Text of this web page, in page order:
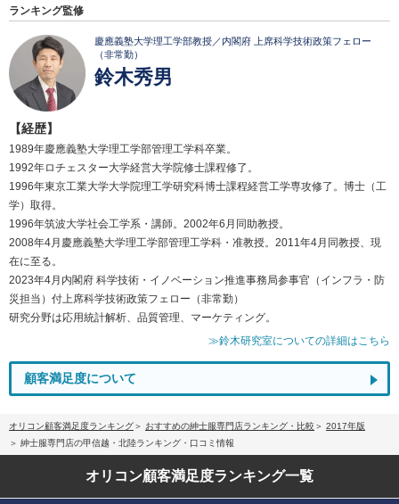
ランキング監修
慶應義塾大学理工学部教授／内閣府 上席科学技術政策フェロー
（非常勤）
鈴木秀男
【経歴】
1989年慶應義塾大学理工学部管理工学科卒業。
1992年ロチェスター大学経営大学院修士課程修了。
1996年東京工業大学大学院理工学研究科博士課程経営工学専攻修了。博士（工
学）取得。
1996年筑波大学社会工学系・講師。2002年6月同助教授。
2008年4月慶應義塾大学理工学部管理工学科・准教授。2011年4月同教授、現
在に至る。
2023年4月内閣府 科学技術・イノベーション推進事務局参事官（インフラ・防
災担当）付上席科学技術政策フェロー（非常勤）
研究分野は応用統計解析、品質管理、マーケティング。
≫鈴木研究室についての詳細はこちら
顧客満足度について
オリコン顧客満足度ランキング おすすめの紳士服専門店ランキング・比較
2017年版
紳士服専門店の甲信越・北陸ランキング・口コミ情報
オリコン顧客満足度ランキング一覧